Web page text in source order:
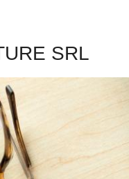
SRL